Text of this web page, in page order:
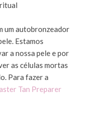
um autobronzeador
Estamos
a nossa pele e por
as células mortas
Para fazer a
Tan Preparer